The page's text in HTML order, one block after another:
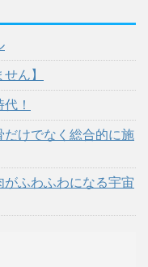
ん】
！
けでなく総合的に施
ふわふわになる宇宙